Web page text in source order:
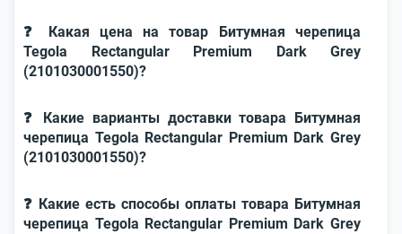
❓ Какая цена на товар Битумная черепица
Tegola Rectangular Premium Dark Grey
(2101030001550)?
❓ Какие варианты доставки товара Битумная
черепица Tegola Rectangular Premium Dark Grey
(2101030001550)?
❓ Какие есть способы оплаты товара Битумная
черепица Tegola Rectangular Premium Dark Grey